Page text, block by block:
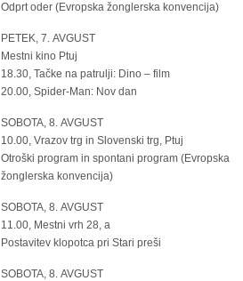
Odprt oder (Evropska žonglerska konvencija)
PETEK, 7. AVGUST
Mestni kino Ptuj
18.30, Tačke na patrulji: Dino – film
20.00, Spider-Man: Nov dan
SOBOTA, 8. AVGUST
10.00, Vrazov trg in Slovenski trg, Ptuj
Otroški program in spontani program (Evropska
žonglerska konvencija)
SOBOTA, 8. AVGUST
11.00, Mestni vrh 28, a
Postavitev klopotca pri Stari preši
SOBOTA, 8. AVGUST